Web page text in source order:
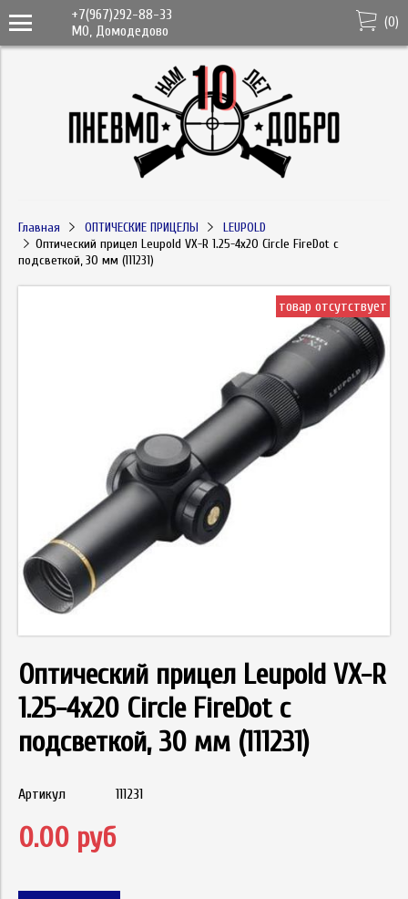
+7(967)292-88-33
МО, Домодедово
(0)
Главная ОПТИЧЕСКИЕ ПРИЦЕЛЫ
LEUPOLD
Оптический прицел Leupold VX-R 1.25-4x20 Circle FireDot c
подсветкой, 30 мм (111231)
товар отсутствует
Оптический прицел Leupold VX-R
1.25-4x20 Circle FireDot c
подсветкой, 30 мм (111231)
Артикул 111231
0.00 руб